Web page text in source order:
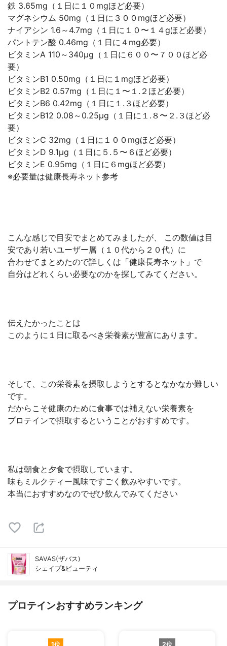
鉄 3.65mg（１日に１０mgほど必要）
マグネシウム 50mg（１日に３００mgほど必要）
ナイアシン 1.6～4.7mg（１日に１０〜１４gほど必要）
パントテン酸 0.46mg（１日に４mg必要）
ビタミンA 110～340µg（１日に６００〜７００ほど必
要）
ビタミンB1 0.50mg（１日に１mgほど必要）
ビタミンB2 0.57mg（１日に１〜１.２ほど必要）
ビタミンB6 0.42mg（１日に１.３ほど必要）
ビタミンB12 0.08～0.25µg（１日に１.８〜２.３ほど必
要）
ビタミンC 32mg（１日に１００mgほど必要）
ビタミンD 9.1µg（１日に５.５〜６ほど必要）
ビタミンE 0.95mg（１日に６mgほど必要）
※必要量は健康長寿ネット参考
こんな感じで目安でまとめてみましたが、 この数値は目
安であり若いユーザー層（１０代から２０代）に
合わせてまとめたので詳しくは「健康長寿ネット」で
自分はどれくらい必要なのかを探してみてください。
伝えたかったことは
このように１日に取るべき栄養素が豊富にあります。
そして、この栄養素を摂取しようとするとなかなか難しい
です。
だからこそ健康のために食事では補えない栄養素を
プロテインで摂取するということがおすすめです。
私は朝食と夕食で摂取しています。
味もミルクティー風味ですごく飲みやすいです。
本当におすすめなのでぜひ飲んでみてください
SAVAS(ザバス)
シェイプ&ビューティ
プロテインおすすめランキング
1位 2位